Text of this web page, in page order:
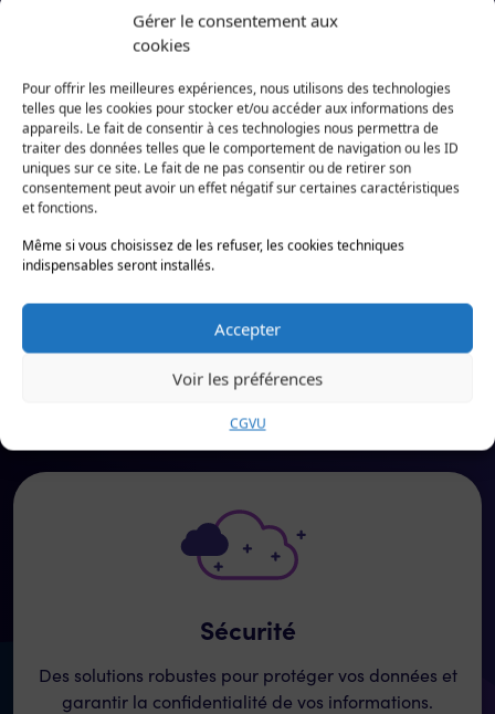
Gérer le consentement aux
cookies
Pour offrir les meilleures expériences, nous utilisons des technologies
telles que les cookies pour stocker et/ou accéder aux informations des
appareils. Le fait de consentir à ces technologies nous permettra de
traiter des données telles que le comportement de navigation ou les ID
uniques sur ce site. Le fait de ne pas consentir ou de retirer son
consentement peut avoir un effet négatif sur certaines caractéristiques
et fonctions.
Même si vous choisissez de les refuser, les cookies techniques
indispensables seront installés.
Accepter
Voir les préférences
CGVU
ation
Serveurs prêts à l’emploi, éliminant la
complexité de l’installation et de la
Suppor
t et
accomp
agnem
Support client dédié et réactif, avec une
équipe technique prête à intervenir
rapidement en cas de besoin
Pourquoi choisir Hopla ?
Sécurité
Des solutions robustes pour protéger vos données et
garantir la confidentialité de vos informations.